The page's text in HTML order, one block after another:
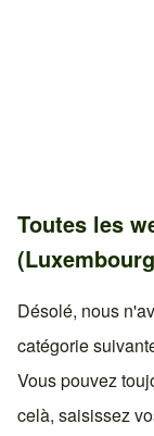
Toutes les
Désolé, nous
catégorie
Vous pouvez
celà, saisissez